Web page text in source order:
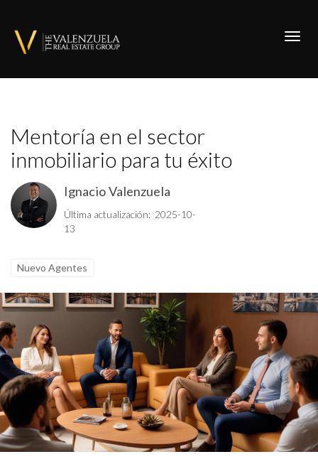
Mentoría en el sector
inmobiliario para tu éxito
Ignacio Valenzuela
Última actualización: 2025-10-
13
Nuevo Agentes